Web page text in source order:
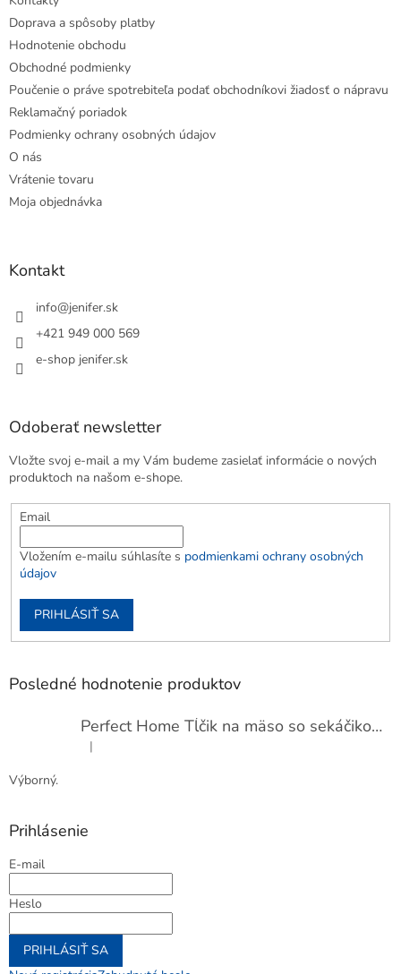
Doprava a spôsoby platby
Hodnotenie obchodu
Obchodné podmienky
Poučenie o práve spotrebiteľa podať obchodníkovi žiadosť o nápravu
Reklamačný poriadok
Podmienky ochrany osobných údajov
O nás
Vrátenie tovaru
Moja objednávka
Kontakt
info@jenifer.sk
+421 949 000 569
e-shop jenifer.sk
Odoberať newsletter
Vložte svoj e-mail a my Vám budeme zasielať informácie o nových
produktoch na našom e-shope.
Email
Vložením e-mailu súhlasíte s podmienkami ochrany osobných
údajov
PRIHLÁSIŤ SA
Posledné hodnotenie produktov
Perfect Home Tĺčik na mäso so sekáčikom, 56893
Hodnotenie produktu je 5 z 5 hviezdičiek.
|
Výborný.
Prihlásenie
E-mail
Heslo
PRIHLÁSIŤ SA